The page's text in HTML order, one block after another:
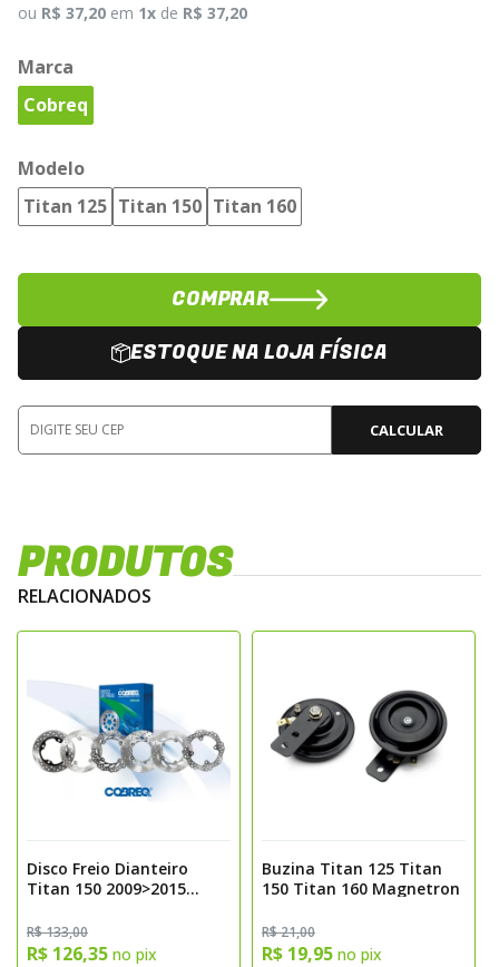
ou R$ 37,20 em 1x de R$ 37,20
Marca
Cobreq
Modelo
Titan 125 Titan 150 Titan 160
COMPRAR
ESTOQUE NA LOJA FÍSICA
CALCULAR
PRODUTOS
RELACIONADOS
Disco Freio Dianteiro
Titan 150 2009>2015
160 2018>2022 Cobreq
0008-dis
R$ 133,00
R$ 126,35 no pix
Buzina Titan 125 Titan
150 Titan 160 Magnetron
R$ 21,00
R$ 19,95 no pix